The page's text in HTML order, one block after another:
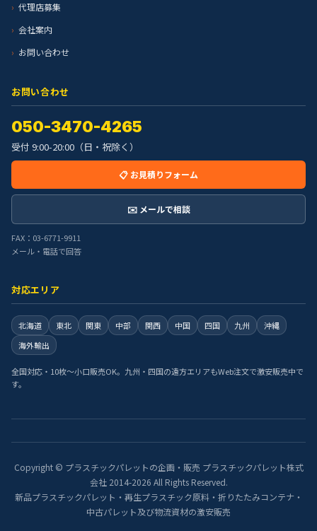
代理店募集
会社案内
お問い合わせ
お問い合わせ
050-3470-4265
受付 9:00-20:00（日・祝除く）
📋 お見積りフォーム
✉️ メールで相談
FAX：03-6771-9911
メール・電話で回答
対応エリア
北海道 東北 関東 中部 関西 中国 四国 九州
沖縄
海外輸出
全国対応・10枚〜小口販売OK。九州・四国の遠方エリアもWeb注文で激安販売中で
す。
Copyright © プラスチックパレットの企画・販売 プラスチックパレット株式
会社 2014-2026 All Rights Reserved.
新品プラスチックパレット・再生プラスチック原料・折りたたみコンテナ・
中古パレット及び物流資材の激安販売